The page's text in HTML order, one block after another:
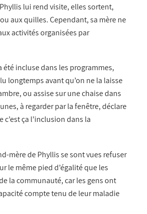
lui rend visite, elles sortent,
aux quilles. Cependant, sa mère ne
activités organisées par
été incluse dans les programmes,
longtemps avant qu’on ne la laisse
ou assise sur une chaise dans
à regarder par la fenêtre, déclare
c’est ça l’inclusion dans la
mère de Phyllis se sont vues refuser
le même pied d’égalité que les
la communauté, car les gens ont
compte tenu de leur maladie